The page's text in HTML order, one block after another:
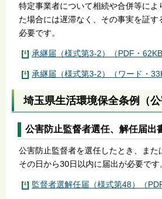
特定事業者について相続や合併等によ
た場合には遅滞なく、その事実を証す
必要です。
承継届（様式第3-2）（PDF・62KB
承継届（様式第3-2）（ワード・
埼玉県生活環境保全条例（公
公害防止監督者選任、解任届出
公害防止監督者を選任したとき、また
その日から30日以内に届出が必要です
監督者選解任届（様式第48）（